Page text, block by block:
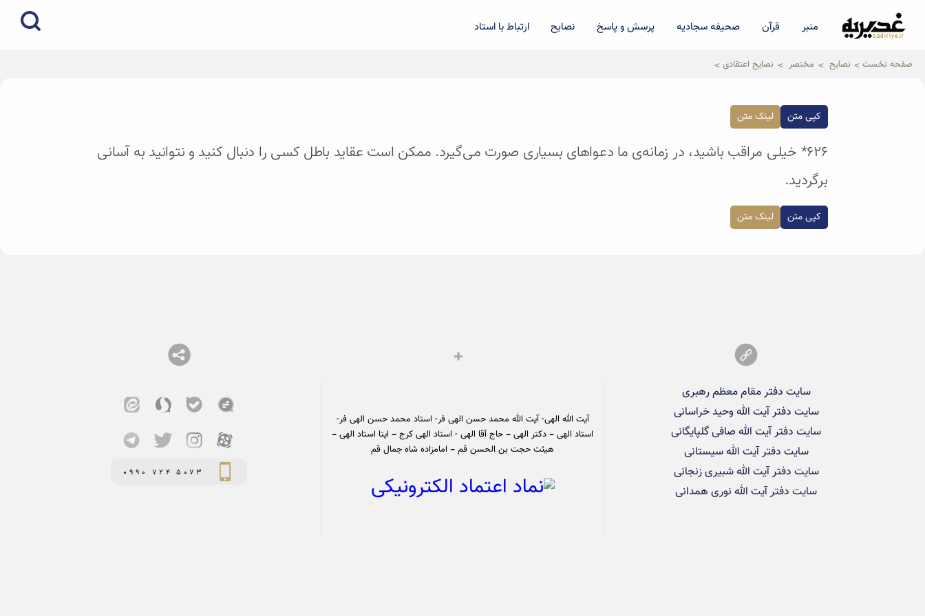
qadiriye.ir
نشریه ی غدیریه-بیانات استاد
منبر قرآن صحیفه سجادیه پرسش و پاسخ نصایح ارتباط با استاد
صفحه نخست نصایح مختصر نصایح اعتقادی
کپی متن لینک متن
۶۲۶* خیلی مراقب باشید، در زمانه‌ی ما دعوا‌های بسیاری صورت می‌گیرد. ممکن است عقاید باطل کسی را دنبال کنید و نتوانید به آسانی
برگردید.
کپی متن لینک متن
سایت دفتر مقام معظم رهبری
سایت دفتر آیت الله وحید خراسانی
سایت دفتر آیت الله صافی گلپایگانی
سایت دفتر آیت الله سیستانی
سایت دفتر آیت الله شبیری زنجانی
سایت دفتر آیت الله نوری همدانی
آیت الله الهی- آیت الله محمد حسن الهی فر- استاد محمد حسن الهی فر-
استاد الهی – دکتر الهی – حاج آقا الهی - استاد الهی کرج – ایتا استاد الهی –
هیئت حجت بن الحسن قم – امامزاده شاه جمال قم
0990 724 5073